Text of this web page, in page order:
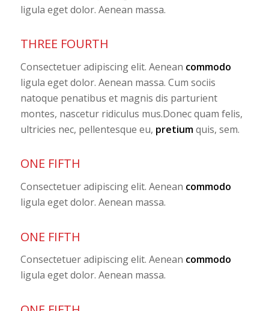
ligula eget dolor. Aenean massa.
THREE FOURTH
Consectetuer adipiscing elit. Aenean commodo
ligula eget dolor. Aenean massa. Cum sociis
natoque penatibus et magnis dis parturient
montes, nascetur ridiculus mus.Donec quam felis,
ultricies nec, pellentesque eu, pretiumquis, sem.
ONE FIFTH
Consectetuer adipiscing elit. Aenean commodo
ligula eget dolor. Aenean massa.
ONE FIFTH
Consectetuer adipiscing elit. Aenean commodo
ligula eget dolor. Aenean massa.